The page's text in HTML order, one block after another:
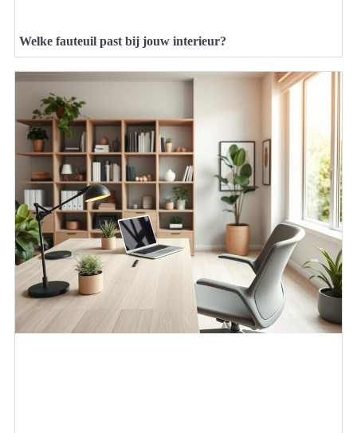
Welke fauteuil past bij jouw interieur?